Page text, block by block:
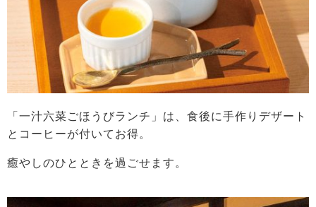
「一汁六菜ごほうびランチ」は、食後に手作りデザート
とコーヒーが付いてお得。
癒やしのひとときを過ごせます。